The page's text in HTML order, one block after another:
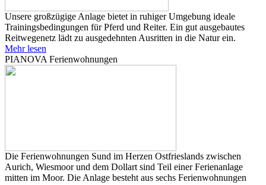
Unsere großzügige Anlage bietet in ruhiger Umgebung ideale
Trainingsbedingungen für Pferd und Reiter. Ein gut ausgebautes
Reitwegenetz lädt zu ausgedehnten Ausritten in die Natur ein.
Mehr lesen
PIANOVA Ferienwohnungen
Die Ferienwohnungen Sund im Herzen Ostfrieslands zwischen
Aurich, Wiesmoor und dem Dollart sind Teil einer Ferienanlage
mitten im Moor. Die Anlage besteht aus sechs Ferienwohnungen